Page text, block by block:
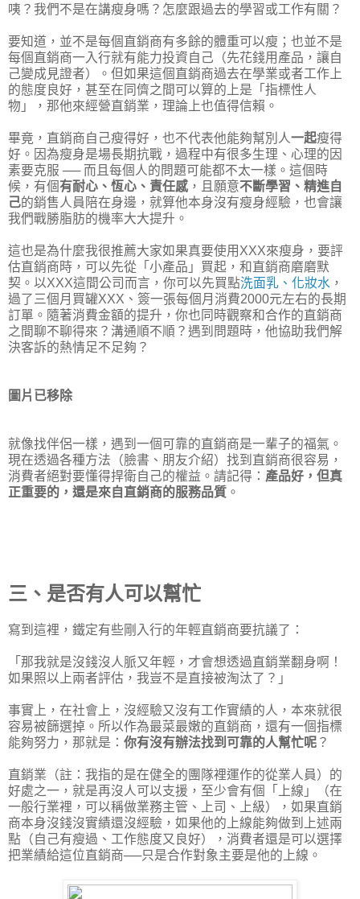
咦？我們不是在講瘦身嗎？怎麼跟過去的學習或工作有關？
要知道，並不是每個直銷商有多餘的體重可以瘦；也並不是
每個直銷商一入行就有能力投資自己（先花錢用產品，讓自
己變成見證者）。但如果這個直銷商過去在學業或者工作上
的態度良好，甚至在同儕之間可以算的上是「指標性人
物」，那他來經營直銷業，理論上也值得信賴。
畢竟，直銷商自己瘦得好，也不代表他能夠幫別人一起瘦得
好。因為瘦身是場長期抗戰，過程中有很多生理、心理的因
素要克服 ── 而且每個人的問題可能都不太一樣。這個時
候，有個有耐心、恆心、責任感 ，且願意不斷學習、精進自
己的銷售人員陪在身邊，就算他本身沒有瘦身經驗，也會讓
我們戰勝脂肪的機率大大提升。
這也是為什麼我很推薦大家如果真要使用XXX來瘦身，要評
估直銷商時，可以先從「小產品」買起，和直銷商磨磨默
契。以XXX這間公司而言，你可以先買點洗面乳、化妝水 ，
過了三個月買罐XXX、簽一張每個月消費2000元左右的長期
訂單。隨著消費金額的提升，你也同時觀察和合作的直銷商
之間聊不聊得來？溝通順不順？遇到問題時，他協助我們解
決客訴的熱情足不足夠？
圖片已移除
就像找伴侶一樣，遇到一個可靠的直銷商是一輩子的福氣。
現在透過各種方法（臉書、朋友介紹）找到直銷商很容易，
消費者絕對要懂得捍衛自己的權益。請記得： 產品好，但真
正重要的，還是來自直銷商的服務品質 。
三、是否有人可以幫忙
寫到這裡，鐵定有些剛入行的年輕直銷商要抗議了：
「那我就是沒錢沒人脈又年輕，才會想透過直銷業翻身啊！
如果照以上兩者評估，我豈不是直接被淘汰了？」
事實上，在社會上，沒經驗又沒有工作實績的人，本來就很
容易被篩選掉。所以作為最菜最嫩的直銷商，還有一個指標
能夠努力，那就是： 你有沒有辦法找到可靠的人幫忙呢 ？
直銷業（註：我指的是在健全的團隊裡運作的從業人員）的
好處之一，就是再沒人可以支援，至少會有個「上線」（在
一般行業裡，可以稱做業務主管、上司、上級），如果直銷
商本身沒錢沒實績還沒經驗，如果他的上線能夠做到上述兩
點（自己有瘦過、工作態度又良好），消費者還是可以選擇
把業績給這位直銷商──只是合作對象主要是他的上線。